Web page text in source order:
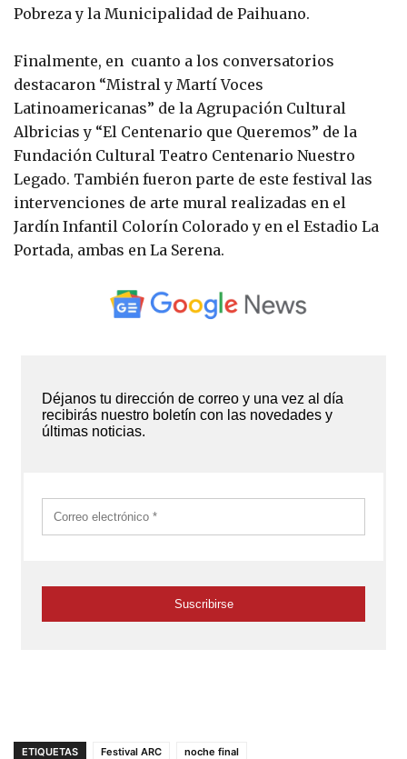
Pobreza y la Municipalidad de Paihuano.
Finalmente, en cuanto a los conversatorios
destacaron “Mistral y Martí Voces
Latinoamericanas” de la Agrupación Cultural
Albricias y “El Centenario que Queremos” de la
Fundación Cultural Teatro Centenario Nuestro
Legado. También fueron parte de este festival las
intervenciones de arte mural realizadas en el
Jardín Infantil Colorín Colorado y en el Estadio La
Portada, ambas en La Serena.
ETIQUETAS Festival ARC noche final